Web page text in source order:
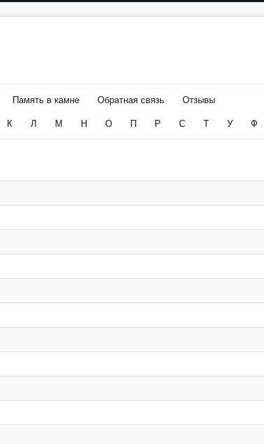
Память в камне Обратная связь
Отзывы
К Л М Н О П Р С Т У Ф